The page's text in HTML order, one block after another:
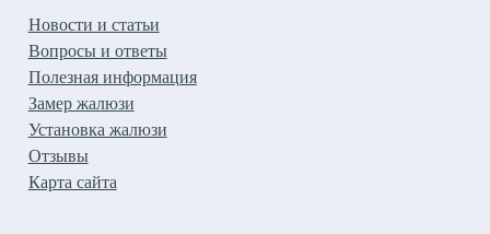
Новости и статьи
Вопросы и ответы
Полезная информация
Замер жалюзи
Установка жалюзи
Отзывы
Карта сайта